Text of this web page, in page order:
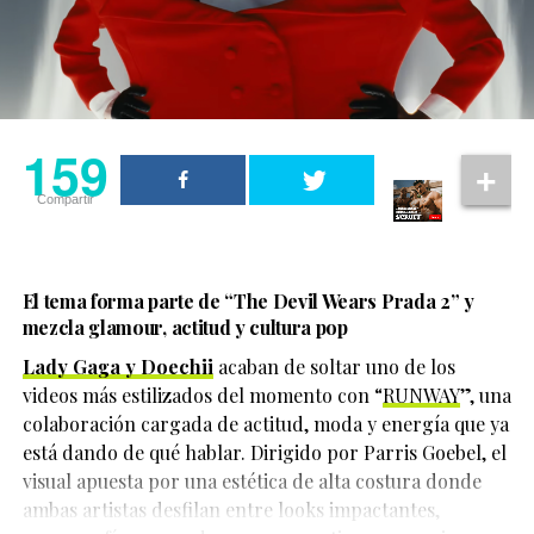
Una publicación compartida de El Clóset LGBT (@elclosetlgbt)
159
Compartir
teléfonos celulares dejaron de emitir señal y fueron
apagados. La última ubicación conocida se registró
durante la tarde del 20 de mayo.
movimientos bancarios realizados después de su
desaparición, lo que impulsó las investigaciones que
finalmente llevaron al hallazgo de la fosa clandestina.
159
Compartir
El tema forma parte de “The Devil Wears Prada 2”y
mezcla glamour, actitud y cultura pop
Lady Gaga y Doechii acaban de soltar uno de los
videos más estilizados del momento con “RUNWAY”, una
colaboración cargada de actitud, moda y energía que ya
está dando de qué hablar. Dirigido por Parris Goebel, el
visual apuesta por una estética de alta costura donde
ambas artistas desfilan entre looks impactantes,